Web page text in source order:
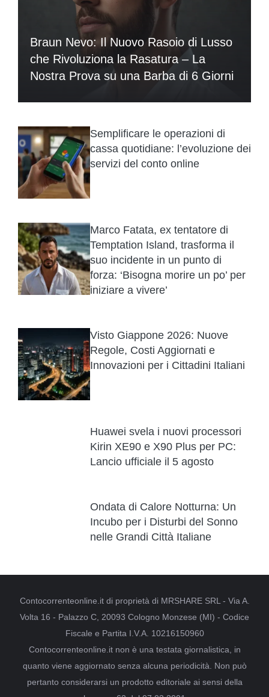
Braun Nevo: Il Nuovo Rasoio di Lusso
che Rivoluziona la Rasatura – La
Nostra Prova su una Barba di 6 Giorni
Semplificare le operazioni di
cassa quotidiane: l’evoluzione dei
servizi del conto online
Marco Fatata, ex tentatore di
Temptation Island, trasforma il
suo incidente in un punto di
forza: ‘Bisogna morire un po’ per
iniziare a vivere’
Visto Giappone 2026: Nuove
Regole, Costi Aggiornati e
Innovazioni per i Cittadini Italiani
Huawei svela i nuovi processori
Kirin XE90 e X90 Plus per PC:
Lancio ufficiale il 5 agosto
Ondata di Calore Notturna: Un
Incubo per i Disturbi del Sonno
nelle Grandi Città Italiane
Contocorrenteonline.it di proprietà di MRSHARE SRL - Via A.
Volta 16 - Palazzo C, 20093 Cologno Monzese (MI) - Codice
Fiscale e Partita I.V.A. 10216150960
Contocorrenteonline.it non è una testata giornalistica, in
quanto viene aggiornato senza alcuna periodicità. Non può
pertanto considerarsi un prodotto editoriale ai sensi della